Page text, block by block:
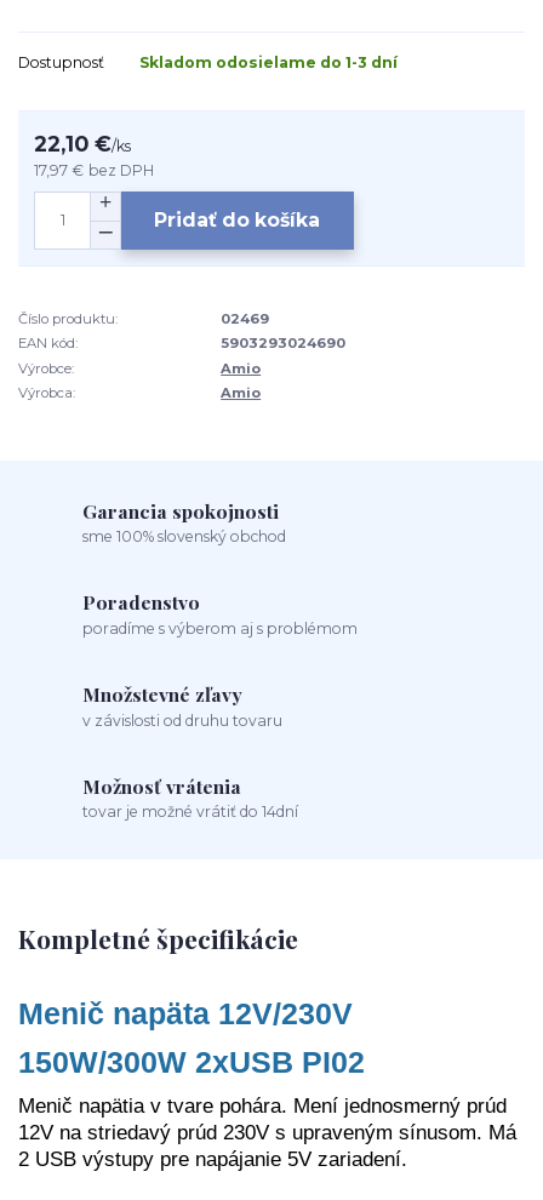
Dostupnosť Skladom odosielame do 1-3 dní
22,10 €/ks
17,97 € bez DPH
Pridať do košíka
Číslo produktu:
02469
EAN kód:
5903293024690
Výrobce:
Amio
Výrobca:
Amio
Garancia spokojnosti
sme 100% slovenský obchod
Poradenstvo
poradíme s výberom aj s problémom
Množstevné zľavy
v závislosti od druhu tovaru
Možnosť vrátenia
tovar je možné vrátiť do 14dní
Kompletné špecifikácie
Menič napäta 12V/230V
150W/300W 2xUSB PI02
Menič napätia v tvare pohára. Mení jednosmerný prúd
12V na striedavý prúd 230V s upraveným sínusom. Má
2 USB výstupy pre napájanie 5V zariadení.